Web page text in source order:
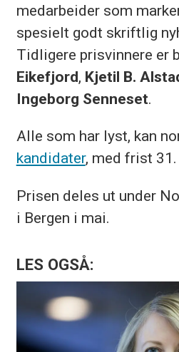
medarbeider som
spesielt godt skriftlig
Tidligere prisvinnere er
Eikefjord, Kjetil B.
Ingeborg Senneset.
Alle som har lyst, kan
kandidater, med frist 31.
Prisen deles ut under
i Bergen i mai.
LES OGSÅ: